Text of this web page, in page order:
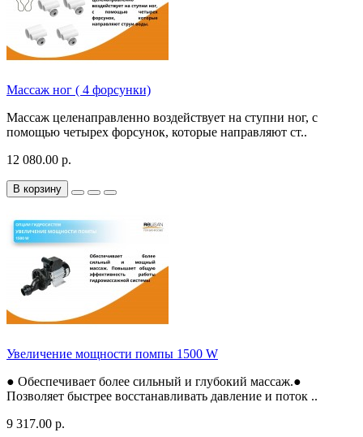
Массаж ног ( 4 форсунки)
Массаж целенаправленно воздействует на ступни ног, с
помощью четырех форсунок, которые направляют ст..
12 080.00 р.
В корзину
Увеличение мощности помпы 1500 W
● Обеспечивает более сильный и глубокий массаж.●
Позволяет быстрее восстанавливать давление и поток ..
9 317.00 р.